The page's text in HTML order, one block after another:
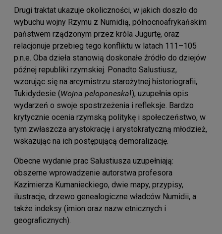
Drugi traktat ukazuje okoliczności, w jakich doszło do
wybuchu wojny Rzymu z Numidią, północnoafrykańskim
państwem rządzonym przez króla Jugurtę, oraz
relacjonuje przebieg tego konfliktu w latach 111–105
p.n.e. Oba dzieła stanowią doskonałe źródło do dziejów
późnej republiki rzymskiej. Ponadto Salustiusz,
wzorując się na arcymistrzu starożytnej historiografii,
Tukidydesie (Wojna peloponeska!), uzupełnia opis
wydarzeń o swoje spostrzeżenia i refleksje. Bardzo
krytycznie ocenia rzymską politykę i społeczeństwo, w
tym zwłaszcza arystokrację i arystokratyczną młodzież,
wskazując na ich postępującą demoralizację.
Obecne wydanie prac Salustiusza uzupełniają:
obszerne wprowadzenie autorstwa profesora
Kazimierza Kumanieckiego, dwie mapy, przypisy,
ilustracje, drzewo genealogiczne władców Numidii, a
także indeksy (imion oraz nazw etnicznych i
geograficznych).